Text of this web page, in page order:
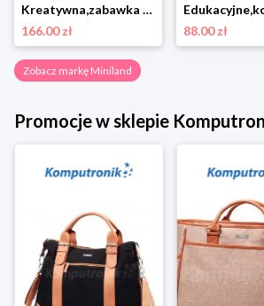
Kreatywna,zabawka edukacyjna,zestaw artystyczny Miniland Educational Tworzenie Mandali MLZ75011
166.00 zł
88.00 zł
Zobacz markę Miniland
Promocje w sklepie